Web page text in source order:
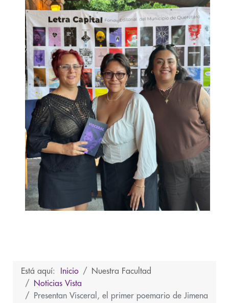
Está aquí: Inicio
Nuestra Facultad
Noticias Vista
Presentan Visceral, el primer poemario de Jimena